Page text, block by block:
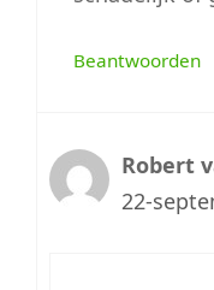
Beantwoorden
Robert
22-